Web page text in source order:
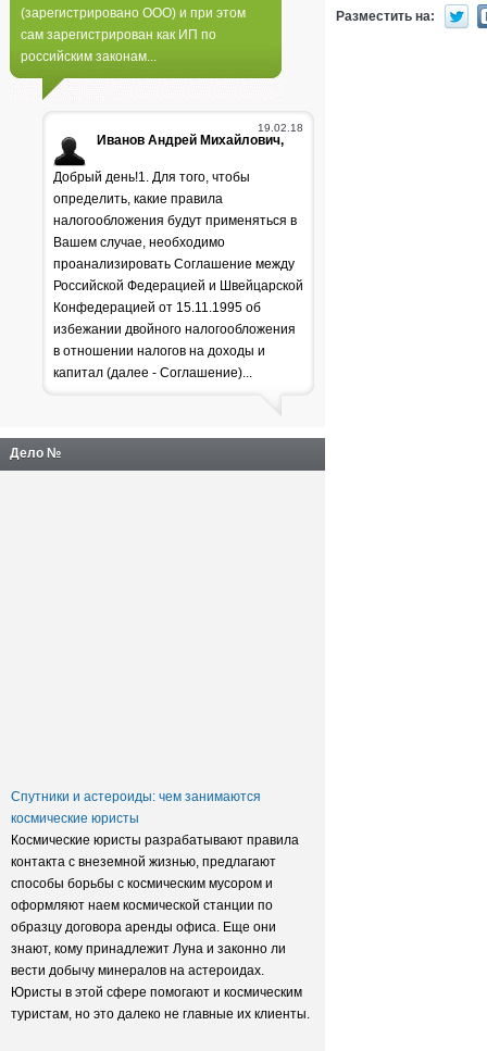
Генпрокуратура
раскритиковала положение
дел в лесной отрасли
(зарегистрировано ООО) и при этом
сам зарегистрирован как ИП по
российским законам...
19.02.18
Иванов Андрей Михайлович,
Добрый день!1. Для того, чтобы
определить, какие правила
налогообложения будут применяться в
Вашем случае, необходимо
проанализировать Соглашение между
Российской Федерацией и Швейцарской
Конфедерацией от 15.11.1995 об
избежании двойного налогообложения
в отношении налогов на доходы и
капитал (далее - Соглашение)...
Дело №
Спутники и астероиды: чем занимаются
космические юристы
Космические юристы разрабатывают правила
контакта с внеземной жизнью, предлагают
способы борьбы с космическим мусором и
оформляют наем космической станции по
образцу договора аренды офиса. Еще они
знают, кому принадлежит Луна и законно ли
вести добычу минералов на астероидах.
Юристы в этой сфере помогают и космическим
туристам, но это далеко не главные их клиенты.
Разместить на: